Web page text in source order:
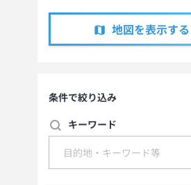
地図を表示する
条件で絞り込み
キーワード